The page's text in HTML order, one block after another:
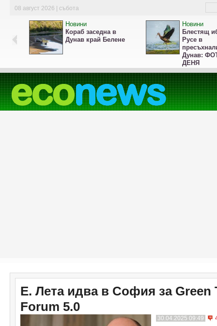
08 август 2026 | събота
Новини
Кораб заседна в
Дунав край Белене
Новини
Блестящ
Русе в
Дунав:
ДЕНЯ
Е. Лета идва в София за Green
Forum 5.0
30.04.2025 09:49